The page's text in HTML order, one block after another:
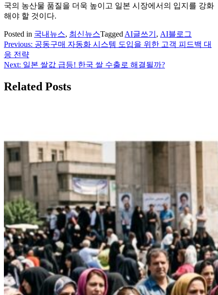
국의 농산물 품질을 더욱 높이고 일본 시장에서의 입지를 강화
해야 할 것이다.
Posted in 국내뉴스, 최신뉴스Tagged AI글쓰기 , AI블로그
글
탐
Previous: 공동구매 자동화 시스템 도입을 위한 고객 피드백 대
응 전략
Next: 일본 쌀값 급등! 한국 쌀 수출로 해결될까?
Related Posts